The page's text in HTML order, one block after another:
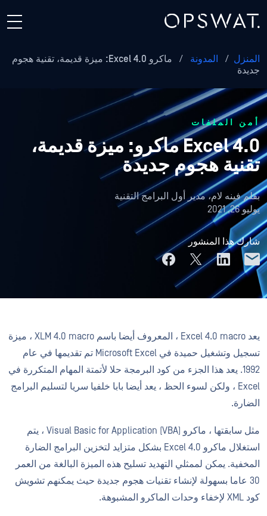
المنزل / المدونة /
ماكرو Excel 4.0: ميزة قديمة، تقنية هجوم
جديدة
أمن الملفات
Excel 4.0 ماكرو: ميزة قديمة،
تقنية هجوم جديدة
بقلمفينه لام، مدير أول البرامج التقنية
يوليو 26, 2021
شارك هذا المنشور
يعد Excel 4.0 macro ، المعروف أيضا باسم XLM 4.0 macro ، ميزة
تسجيل وتشغيل حميدة في Microsoft Excel تم تقديمها في عام
1992. يعد هذا الجزء من كود البرمجة حلا لأتمتة المهام المتكررة في
Excel ، ولكن لسوء الحظ ، يعد أيضا بابا خلفيا سريا لتسليم البرامج
الضارة.
مثل سابقتها ، ماكرو Visual Basic for Application (VBA) ، يتم
استغلال ماكرو Excel 4.0 بشكل متزايد لتخزين البرامج الضارة
المخفية. يمكن لممثلي التهديد تسليح هذه الميزة البالغة من العمر
30 عاما بسهولة لإنشاء تقنيات هجوم جديدة حيث يمكنهم تشويش
كود XML لإخفاء وحدات الماكرو المشبوهة.